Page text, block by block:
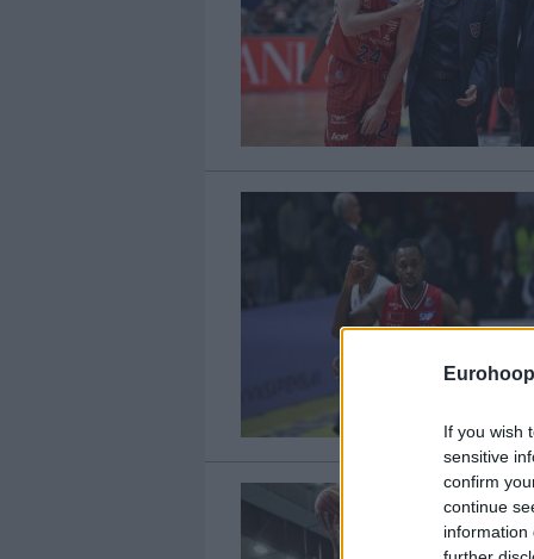
If you wish
sensitive
confirm
continue
information